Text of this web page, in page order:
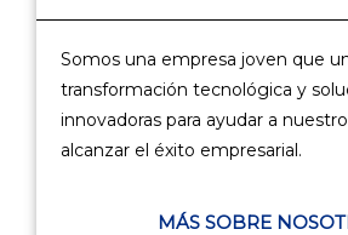
Somos una empresa joven que
transformación tecnológica y
innovadoras para ayudar a
alcanzar el éxito empresarial.
MÁS SOBRE